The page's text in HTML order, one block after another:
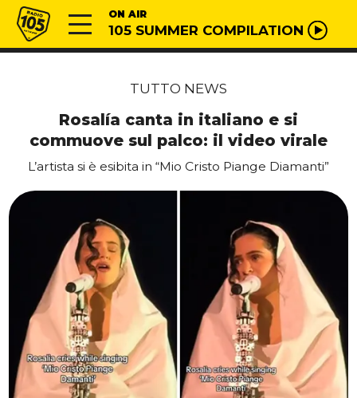
Vai al contenuto
Radio 105 ON AIR
105 SUMMER COMPILATION
TUTTO NEWS
Rosalía canta in italiano e si
commuove sul palco: il video virale
L’artista si è esibita in “Mio Cristo Piange Diamanti”